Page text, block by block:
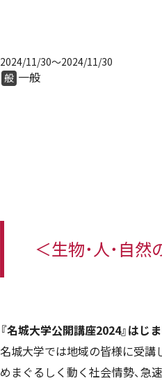
2024/11/30～2024/11/30
般 一般
＜生物・人・自
『名城大学公開講座2024』はじま
名城大学では地域の皆様に受講
めまぐるしく動く社会情勢、急